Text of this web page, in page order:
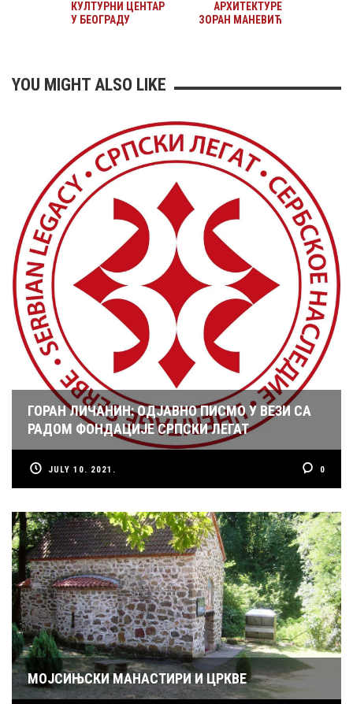
КУЛТУРНИ ЦЕНТАР
У БЕОГРАДУ
АРХИТЕКТУРЕ
ЗОРАН МАНЕВИЋ
YOU MIGHT ALSO LIKE
ГОРАН ЛИЧАНИН: ОДЈАВНО ПИСМО У ВЕЗИ СА
РАДОМ ФОНДАЦИЈЕ СРПСКИ ЛЕГАТ
JULY 10. 2021. 0
МОЈСИЊСКИ МАНАСТИРИ И ЦРКВЕ